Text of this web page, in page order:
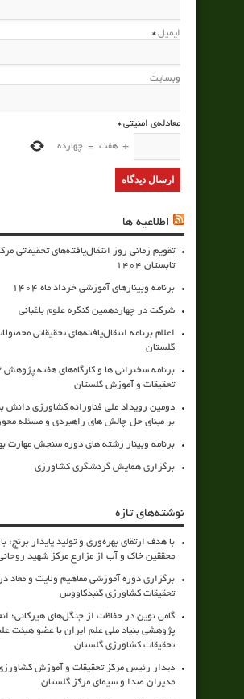
ایمیل *
وبسایت
معادله‌ی امنیتی*
+ هفت = چهارده
اطلاعیه ها
تقویم زمانی روز انتقال‌یافته‌های تحقیقاتی
تابستان 1404
برنامه وبینارهای آموزشی خرداد ماه 1404
شرکت در چهاردهمین کنگره علوم باغبانی
اعلام برنامه انتقال‌یافته‌های تحقیقاتی
گلستان
تحقیقات و آموزش گلستان
دومین رویداد ملی فناورانه کشاورزی دانش
بر مبنای حل چالش های راهبردی و مسئله محور
برنامه وبینار رشته های دوره سنجش مهارت بهار
برگزاری همایش گردشگری کشاورزی
نوشته‌های تازه
با هدف ارتقای بهره‌وری و تولید پایدار
محققین خاک و آب از مزارع مرکز شهید
برگزاری دوره آموزشی مفاهیم ولایت و معاد
تحقیقات کشاورزی گنبدکاووس
گامی نوین در حفاظت از جنگل‌های هیرکانی؛
پژوهشی بنیاد ملی علم ایران با عضو هیئت
تحقیقات کشاورزی گلستان
دیدار رئیس مرکز تحقیقات و آموزش
مدیران صدا و سیمای مرکز گلستان